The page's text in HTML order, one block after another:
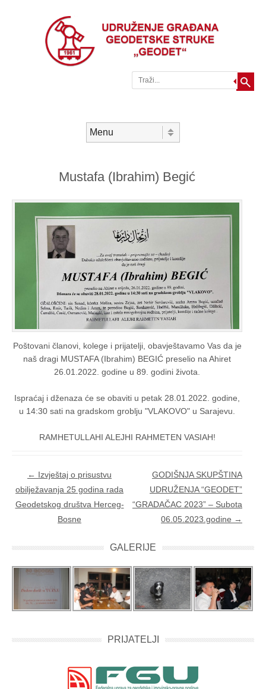
Traži
Mustafa (Ibrahim) Begić
Poštovani članovi, kolege i prijatelji, obavještavamo Vas da je
naš dragi MUSTAFA (Ibrahim) BEGIĆ preselio na Ahiret
26.01.2022. godine u 89. godini života.
Ispraćaj i dženaza će se obaviti u petak 28.01.2022. godine,
u 14:30 sati na gradskom groblju "VLAKOVO" u Sarajevu.
RAMHETULLAHI ALEJHI RAHMETEN VASIAH!
Post navigation
← Izvještaj o prisustvu
obilježavanja 25 godina rada
Geodetskog društva Herceg-
Bosne
GODIŠNJA SKUPŠTINA
UDRUŽENJA “GEODET”
“GRADAČAC 2023” – Subota
06.05.2023.godine →
GALERIJE
PRIJATELJI